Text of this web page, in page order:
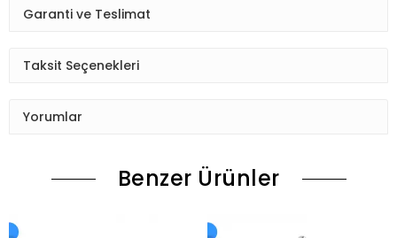
Garanti ve Teslimat
Taksit Seçenekleri
Yorumlar
Benzer Ürünler